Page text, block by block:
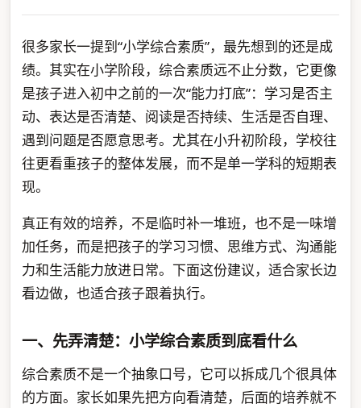
很多家长一提到“小学综合素质”，最先想到的还是成
绩。其实在小学阶段，综合素质远不止分数，它更像
是孩子进入初中之前的一次“能力打底”：学习是否主
动、表达是否清楚、阅读是否持续、生活是否自理、
遇到问题是否愿意思考。尤其在小升初阶段，学校往
往更看重孩子的整体发展，而不是单一学科的短期表
现。
真正有效的培养，不是临时补一堆班，也不是一味增
加任务，而是把孩子的学习习惯、思维方式、沟通能
力和生活能力放进日常。下面这份建议，适合家长边
看边做，也适合孩子跟着执行。
一、先弄清楚：小学综合素质到底看什么
综合素质不是一个抽象口号，它可以拆成几个很具体
的方面。家长如果先把方向看清楚，后面的培养就不